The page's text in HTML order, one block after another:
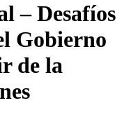
– Desafíos
Gobierno
de la